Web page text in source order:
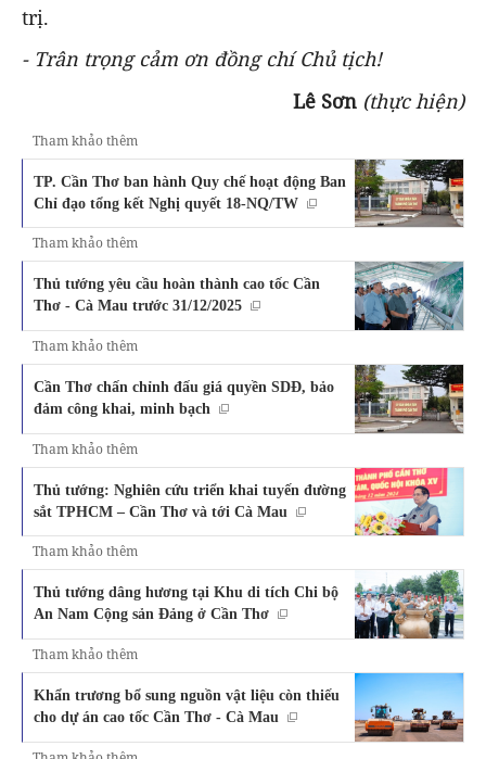
trị.
- Trân trọng cảm ơn đồng chí Chủ tịch!
Lê Sơn (thực hiện)
Tham khảo thêm
TP. Cần Thơ ban hành Quy chế hoạt động Ban
Chỉ đạo tổng kết Nghị quyết 18-NQ/TW
Tham khảo thêm
Thủ tướng yêu cầu hoàn thành cao tốc Cần
Thơ - Cà Mau trước 31/12/2025
Tham khảo thêm
Cần Thơ chấn chỉnh đấu giá quyền SDĐ, bảo
đảm công khai, minh bạch
Tham khảo thêm
Thủ tướng: Nghiên cứu triển khai tuyến đường
sắt TPHCM – Cần Thơ và tới Cà Mau
Tham khảo thêm
Thủ tướng dâng hương tại Khu di tích Chi bộ
An Nam Cộng sản Đảng ở Cần Thơ
Tham khảo thêm
Khẩn trương bổ sung nguồn vật liệu còn thiếu
cho dự án cao tốc Cần Thơ - Cà Mau